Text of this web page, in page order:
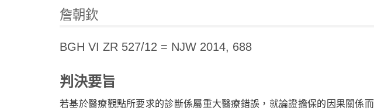
詹朝欽
BGH VI ZR 527/12 = NJW 2014, 688
判決要旨
若基於醫療觀點所要求的診斷係屬重大醫療錯誤，就論證擔保的因果關係